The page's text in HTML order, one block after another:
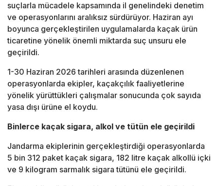
suçlarla mücadele kapsamında il genelindeki denetim
ve operasyonlarını aralıksız sürdürüyor. Haziran ayı
boyunca gerçekleştirilen uygulamalarda kaçak ürün
ticaretine yönelik önemli miktarda suç unsuru ele
geçirildi.
1-30 Haziran 2026 tarihleri arasında düzenlenen
operasyonlarda ekipler, kaçakçılık faaliyetlerine
yönelik yürüttükleri çalışmalar sonucunda çok sayıda
yasa dışı ürüne el koydu.
Binlerce kaçak sigara, alkol ve tütün ele geçirildi
Jandarma ekiplerinin gerçekleştirdiği operasyonlarda
5 bin 312 paket kaçak sigara, 182 litre kaçak alkollü içki
ve 9 kilogram sarmalık sigara tütünü ele geçirildi.